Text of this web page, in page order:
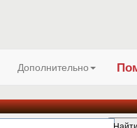
Дополнительно